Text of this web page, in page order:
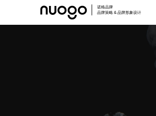
诺格品牌
品牌策略 & 品牌形象设计